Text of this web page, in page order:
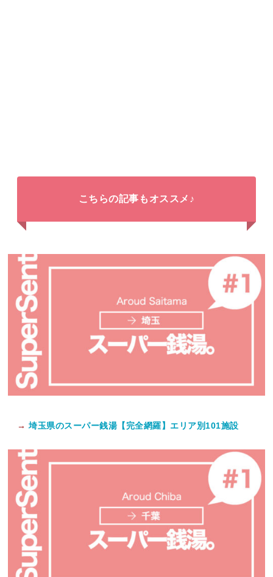
こちらの記事もオススメ♪
→ 埼玉県のスーパー銭湯【完全網羅】エリア別101施設